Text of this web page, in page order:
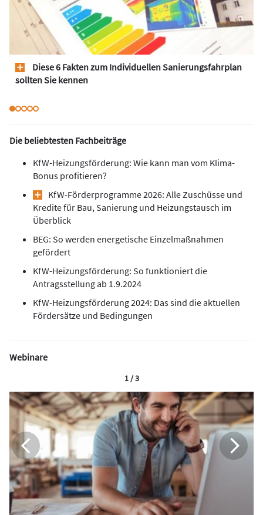
Diese 6 Fakten zum Individuellen Sanierungsfahrplan
sollten Sie kennen
Die beliebtesten Fachbeiträge
KfW-Heizungsförderung: Wie kann man vom Klima-
Bonus profitieren?
KfW-Förderprogramme 2026: Alle Zuschüsse und
Kredite für Bau, Sanierung und Heizungstausch im
Überblick
BEG: So werden energetische Einzelmaßnahmen
gefördert
KfW-Heizungsförderung: So funktioniert die
Antragsstellung ab 1.9.2024
KfW-Heizungsförderung 2024: Das sind die aktuellen
Fördersätze und Bedingungen
Webinare
1 / 3